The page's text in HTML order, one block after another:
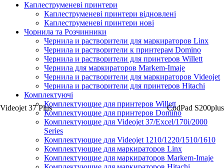
Каплеструменеві принтери
Каплеструменеві принтери відновлені
Каплеструменеві принтери нові
Чорнила та Розчинники
Чернила и растворители для маркираторов Linx
Чернила и растворители к принтерам Domino
Чернила и растворители для принтеров Willett
Чернила для маркираторов Markem-Imaje
Чернила и растворители для маркираторов Videojet
Чернила и растворители для принтеров Hitachi
Комплектуючі
Комплектующие для принтеров Willett
Комплектующие для принтеров Domino
Комплектующие для Videojet 37/Excel/170i/2000
Series
Комплектующие для Videojet 1210/1220/1510/1610
Комплектующие для маркираторов Linx
Комплектующие для маркираторов Markem-Imaje
Videojet 37 Plus CodPad S200plus